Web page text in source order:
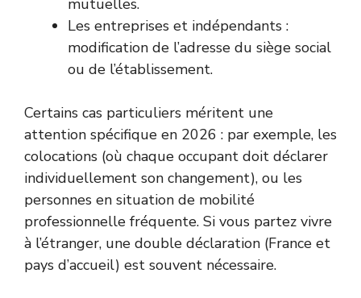
mutuelles.
Les entreprises et indépendants :
modification de l’adresse du siège social
ou de l’établissement.
Certains cas particuliers méritent une
attention spécifique en 2026 : par exemple, les
colocations (où chaque occupant doit déclarer
individuellement son changement), ou les
personnes en situation de mobilité
professionnelle fréquente. Si vous partez vivre
à l’étranger, une double déclaration (France et
pays d’accueil) est souvent nécessaire.